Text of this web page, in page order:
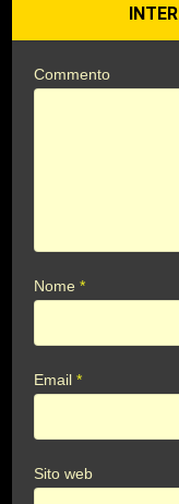
Commento
Nome*
Email*
Sito web